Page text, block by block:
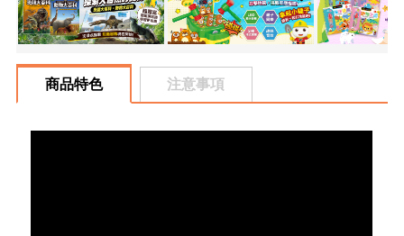
商品特色 注意事項